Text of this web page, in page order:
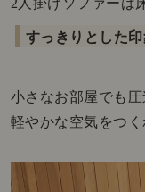
すっきりとした印
小さなお部屋でも圧
軽やかな空気をつく